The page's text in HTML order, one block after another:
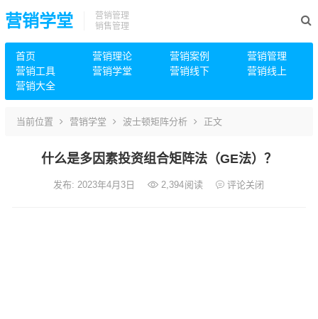
营销学堂
营销管理
销售管理
首页 营销理论 营销案例
营销管理
营销工具
营销学堂 营销线下
营销线上
营销大全
当前位置 营销学堂 波士顿矩阵分析 正文
什么是多因素投资组合矩阵法（GE法）？
发布: 2023年4月3日 2,394阅读 评论关闭